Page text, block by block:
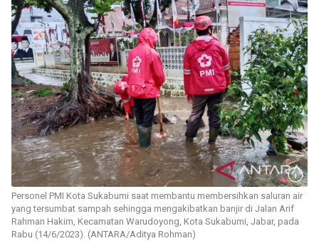
Personel PMI Kota Sukabumi saat membantu membersihkan saluran air
yang tersumbat sampah sehingga mengakibatkan banjir di Jalan Arif
Rahman Hakim, Kecamatan Warudoyong, Kota Sukabumi, Jabar, pada
Rabu (14/6/2023). (ANTARA/Aditya Rohman)